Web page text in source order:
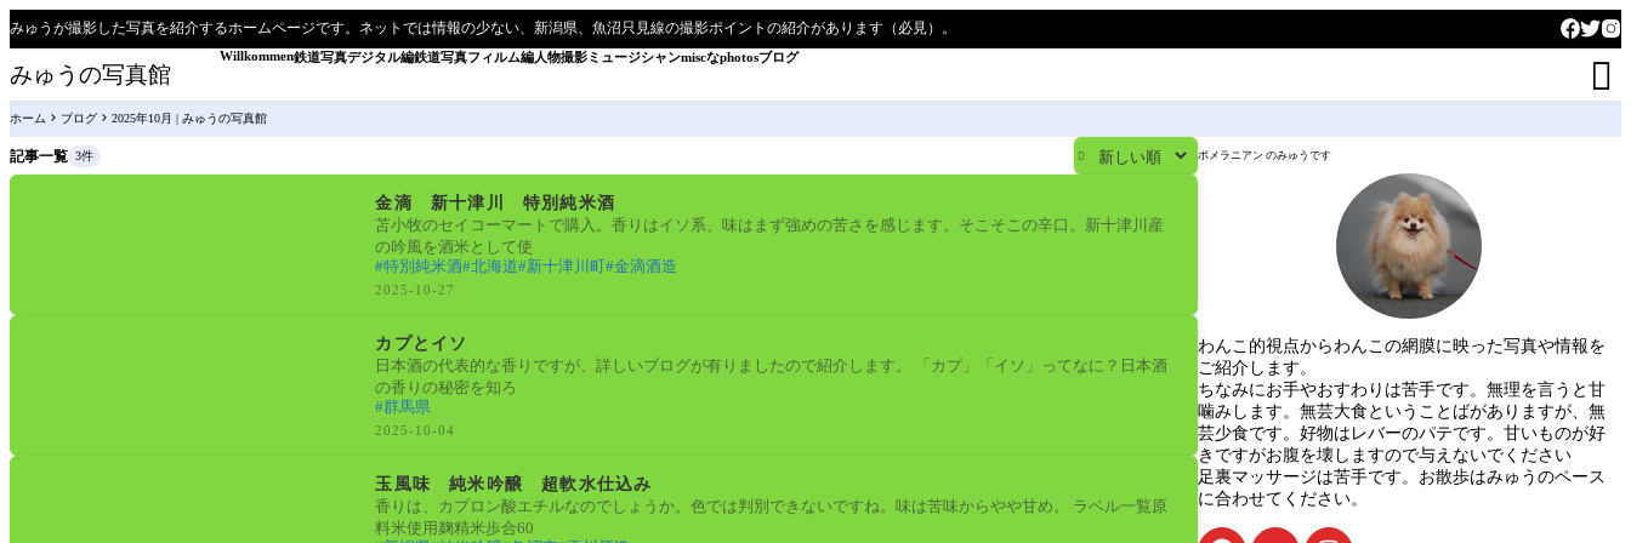
みゅうが撮影した写真を紹介するホームページです。ネットでは情報の少ない、新潟県、魚沼只見線の撮影ポイントの紹介があります（必見）。
みゅうの写真館
Willkommen鉄道写真デジタル編鉄道写真フィルム編人物撮影ミュージシャンmiscなphotosブログ 
ホーム ブログ 2025年10月 | みゅうの写真館
記事一覧 3件 
金滴 新十津川 特別純米酒
苫小牧のセイコーマートで購入。香りはイソ系、味はまず強めの苦さを感じます。そこそこの辛口。新十津川産
の吟風を酒米として使
特別純米酒 北海道 新十津川町 金滴酒造
2025-10-27
カプとイソ
日本酒の代表的な香りですが、詳しいブログが有りましたので紹介します。 「カプ」「イソ」ってなに？日本酒
の香りの秘密を知ろ
群馬県
2025-10-04
玉風味 純米吟醸 超軟水仕込み
香りは、カプロン酸エチルなのでしょうか。色では判別できないですね。味は苦味からやや甘め。 ラベル一覧原
料米使用麹精米歩合60
ポメラニアン のみゅうです
わんこ的視点からわんこの網膜に映った写真や情報を
ご紹介します。
ちなみにお手やおすわりは苦手です。無理を言うと甘
噛みします。無芸大食ということばがありますが、無
芸少食です。好物はレバーのパテです。甘いものが好
きですがお腹を壊しますので与えないでください
足裏マッサージは苦手です。お散歩はみゅうのペース
に合わせてください。